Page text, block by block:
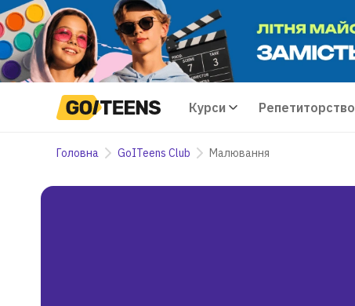
Курси Репетиторство
Головна GoITeens Club Малювання